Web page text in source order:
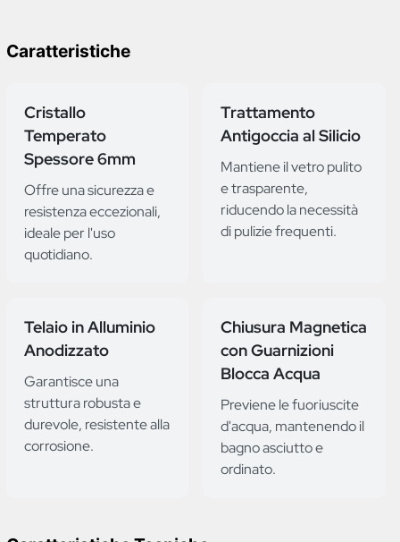
Caratteristiche
Cristallo
Temperato
Spessore 6mm
Offre una sicurezza e
resistenza eccezionali,
ideale per l'uso
quotidiano.
Trattamento
Antigoccia al Silicio
Mantiene il vetro pulito
e trasparente,
riducendo la necessità
di pulizie frequenti.
Telaio in Alluminio
Anodizzato
Garantisce una
struttura robusta e
durevole, resistente alla
corrosione.
Chiusura Magnetica
con Guarnizioni
Blocca Acqua
Previene le fuoriuscite
d'acqua, mantenendo il
bagno asciutto e
ordinato.